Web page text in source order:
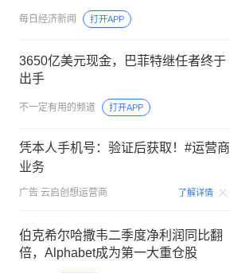
CEO仍未获投资者充分信任
每日经济新闻 打开APP
3650亿美元现金，巴菲特继任者终于
出手
不一定有用的频道 打开APP
凭本人手机号：验证后获取！#运营商
业务
广告 云启创想运营商 了解详情
伯克希尔哈撒韦二季度净利润同比翻
倍，Alphabet成为第一大重仓股